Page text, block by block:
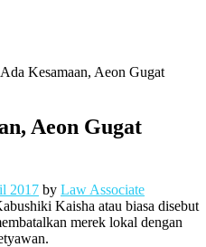
Kesamaan, Aeon Gugat
Aeon Gugat
2017 by Law Associate
Kaisha atau biasa disebut
merek lokal dengan